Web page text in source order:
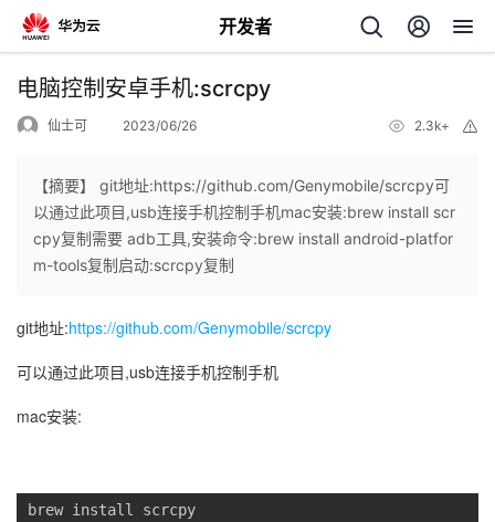
开发者
返
个
人
主
页
我
的
开
电脑控制安卓手机:scrcpy
仙士可 2023/06/26 2.3k+
【摘要】 git地址:https://github.com/Genymobile/scrcpy可
以通过此项目,usb连接手机控制手机mac安装:brew install scr
cpy复制需要 adb工具,安装命令:brew install android-platfor
m-tools复制启动:scrcpy复制
git地址:https://github.com/Genymobile/scrcpy
可以通过此项目,usb连接手机控制手机
mac安装:
brew install scrcpy